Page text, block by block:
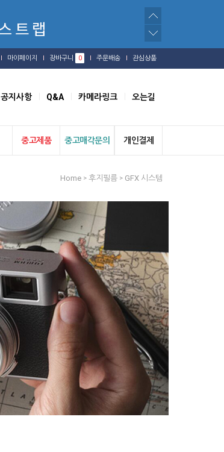
마이페이지 장바구니 0 주문배송 관심상품
공지사항 Q&A 카메라링크 오는길
중고제품 중고매각문의 개인결제
Home > 후지필름 > GFX 시스템